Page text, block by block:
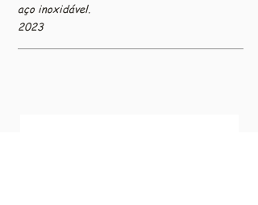
aço inoxidável.
2023